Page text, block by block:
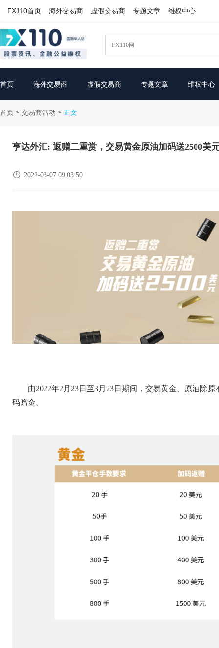
FX110首页 海外交易商 虚假交易商 专题文章 维权中心
首页 海外交易商 虚假交易商 专题文章 维权中心
首页 > 交易商活动 > 正文
亨达外汇: 返赠二重赏，交易黄金原油加码送2500美
 2022-03-07 09:03:50
由2022年2月23日至3月23日期间，交易黄金、原油除
码赠金。